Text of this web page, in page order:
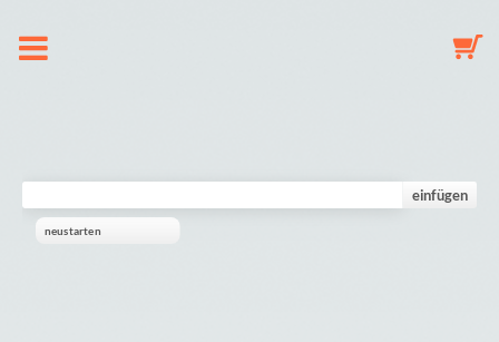
einfügen
neustarten